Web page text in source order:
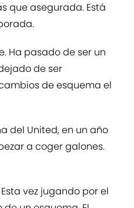
que asegurada. Está
Ha pasado de ser un
de ser
de esquema el
del United, en un año
a coger galones.
vez jugando por el